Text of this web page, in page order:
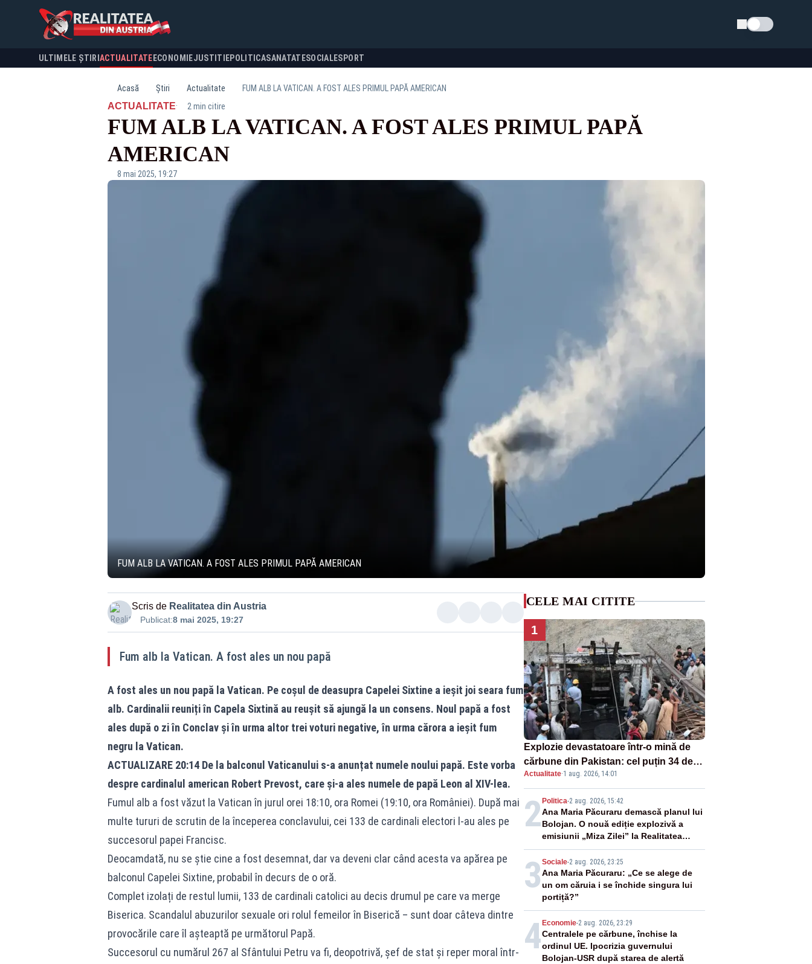
Schimba tema
ULTIMELE ȘTIRI ACTUALITATE ECONOMIEJUSTITIEPOLITICASANATATESOCIALESPORT
Acasă Știri Actualitate FUM ALB LA VATICAN. A FOST ALES PRIMUL PAPĂ AMERICAN
ACTUALITATE· 2 min citire
FUM ALB LA VATICAN. A FOST ALES PRIMUL PAPĂ
AMERICAN
8 mai 2025, 19:27
FUM ALB LA VATICAN. A FOST ALES PRIMUL PAPĂ AMERICAN
Scris de Realitatea din Austria
Publicat:8 mai 2025, 19:27
Fum alb la Vatican. A fost ales un nou papă
A fost ales un nou papă la Vatican. Pe coșul de deasupra Capelei Sixtine a ieșit joi seara fum
alb. Cardinalii reuniți în Capela Sixtină au reușit să ajungă la un consens. Noul papă a fost
ales după o zi în Conclav și în urma altor trei voturi negative, în urma cărora a ieșit fum
negru la Vatican.
ACTUALIZARE 20:14 De la balconul Vaticanului s-a anunțat numele noului papă. Este vorba
despre cardinalul american Robert Prevost, care și-a ales numele de papă Leon al XIV-lea.
Fumul alb a fost văzut la Vatican în jurul orei 18:10, ora Romei (19:10, ora României). După mai
multe tururi de scrutin de la începerea conclavului, cei 133 de cardinali electori l-au ales pe
succesorul papei Francisc.
Deocamdată, nu se știe cine a fost desemnat, dar va deveni clar când acesta va apărea pe
balconul Capelei Sixtine, probabil în decurs de o oră.
Complet izolați de restul lumii, 133 de cardinali catolici au decis drumul pe care va merge
Biserica. Scandalul abuzurilor sexuale ori rolul femeilor în Biserică – sunt doar câteva dintre
provocările care îl așteaptă pe următorul Papă.
Succesorul cu numărul 267 al Sfântului Petru va fi, deopotrivă, șef de stat și reper moral într-
CELE MAI CITITE
1
Explozie devastatoare într-o mină de
cărbune din Pakistan: cel puțin 34 de
morți - VIDEO
Actualitate·1 aug. 2026, 14:01
2 Politica-2 aug. 2026, 15:42
Ana Maria Păcuraru demască planul lui
Bolojan. O nouă ediție explozivă a
emisiunii „Miza Zilei” la Realitatea
PLUS
3 Sociale-2 aug. 2026, 23:25
Ana Maria Păcuraru: „Ce se alege de
un om căruia i se închide singura lui
portiță?”
4 Economie-2 aug. 2026, 23:29
Centralele pe cărbune, închise la
ordinul UE. Ipocrizia guvernului
Bolojan-USR după starea de alertă